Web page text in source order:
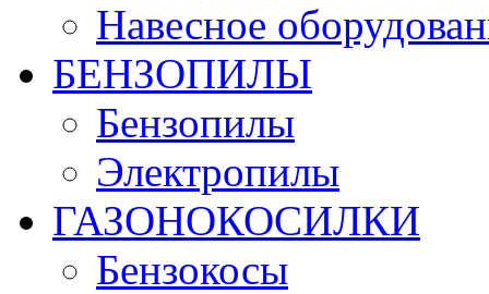
Навесное
БЕНЗОПИЛЫ
Бензопилы
Электропилы
ГАЗОНОКОСИЛКИ
Бензокосы